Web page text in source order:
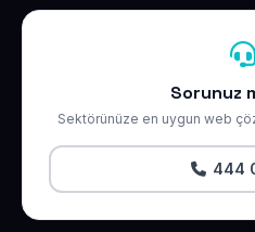
Sorunuz
Sektörünüze en uygun web
444